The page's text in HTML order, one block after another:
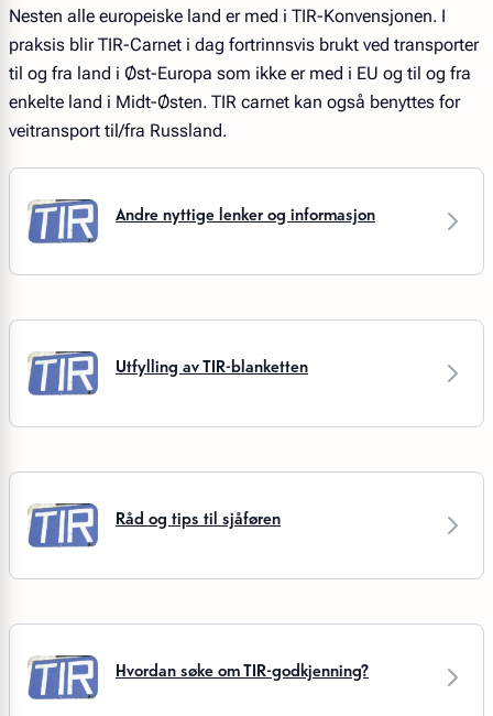
Nesten alle europeiske land er med i TIR-Konvensjonen. I
praksis blir TIR-Carnet i dag fortrinnsvis brukt ved transporter
til og fra land i Øst-Europa som ikke er med i EU og til og fra
enkelte land i Midt-Østen. TIR carnet kan også benyttes for
veitransport til/fra Russland.
Andre nyttige lenker og informasjon
Utfylling av TIR-blanketten
Råd og tips til sjåføren
Hvordan søke om TIR-godkjenning?